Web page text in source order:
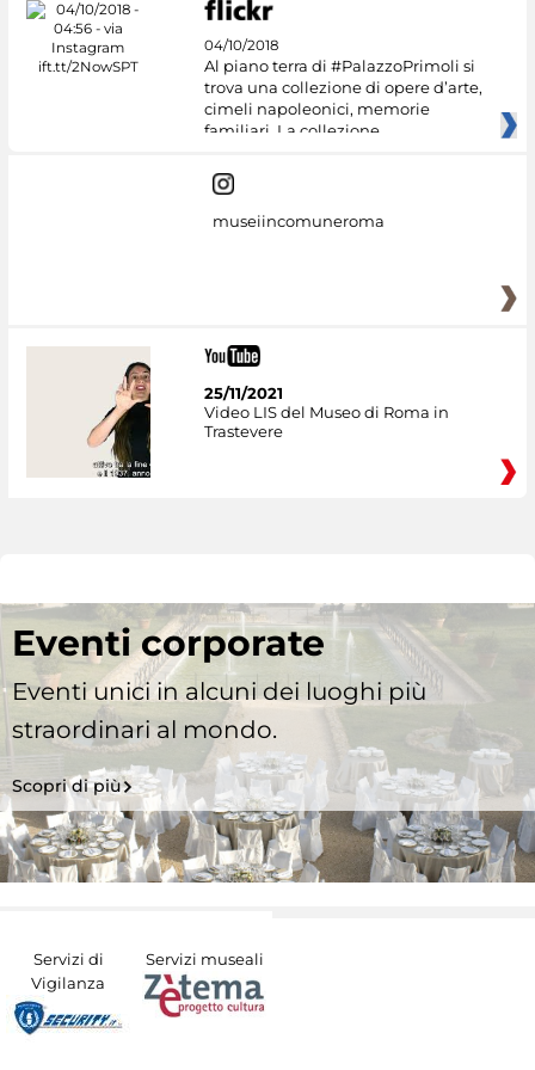
04/10/2018
Al piano terra di #PalazzoPrimoli si
trova una collezione di opere d’arte,
cimeli napoleonici, memorie
familiari. La collezione
museiincomuneroma
25/11/2021
Video LIS del Museo di Roma in
Trastevere
Eventi corporate
Eventi unici in alcuni dei luoghi più
straordinari al mondo.
Scopri di più
Servizi di
Vigilanza
Servizi museali